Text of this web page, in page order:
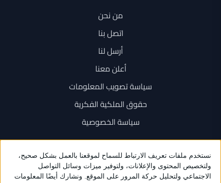
من نحن
اتصل بنا
أرسل لنا
أعلن معنا
سياسة تصويب المعلومات
حقوق الملكية الفكرية
سياسة الخصوصية
اتصل بنا
+962 6 534 1777